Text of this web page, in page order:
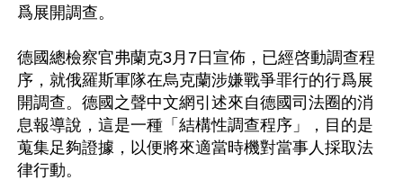
爲展開調查。
德國總檢察官弗蘭克3月7日宣佈，已經啓動調查程
序，就俄羅斯軍隊在烏克蘭涉嫌戰爭罪行的行爲展
開調查。德國之聲中文網引述來自德國司法圈的消
息報導說，這是一種「結構性調查程序」，目的是
蒐集足夠證據，以便將來適當時機對當事人採取法
律行動。